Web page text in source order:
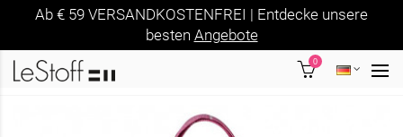
Ab € 59 VERSANDKOSTENFREI | Entdecke unsere
besten Angebote
0